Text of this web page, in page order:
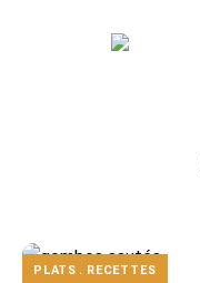
PLATS RECETTES